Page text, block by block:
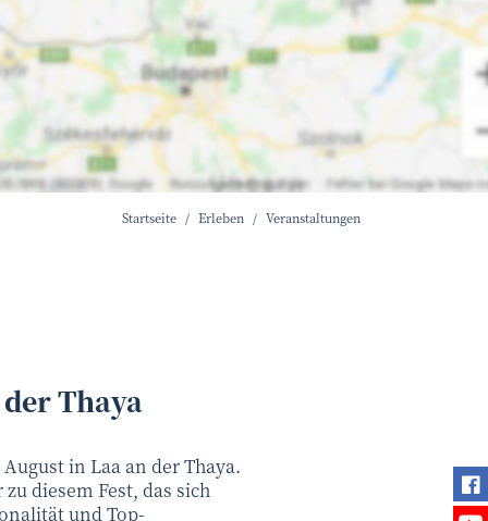
Startseite Erleben Veranstaltungen
Thaya
in Laa an der Thaya.
diesem Fest, das sich
und Top-